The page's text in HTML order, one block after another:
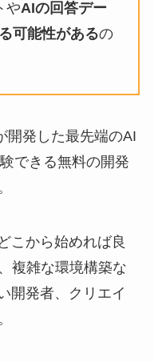
やAIの回答デー
可能性があるの
開発した最先端のAI
できる無料の開発
こから始めれば良
複雑な環境構築な
開発者、クリエイ